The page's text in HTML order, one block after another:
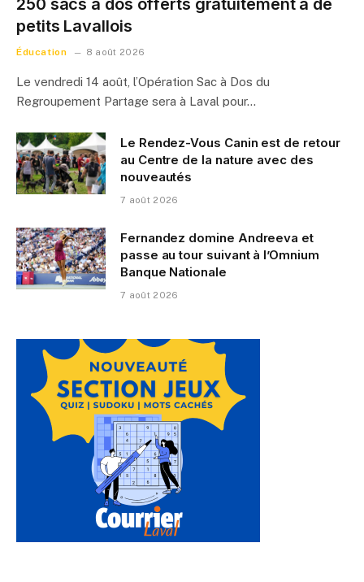
250 sacs à dos offerts gratuitement à de
petits Lavallois
Éducation 8 août 2026
Le vendredi 14 août, l’Opération Sac à Dos du
Regroupement Partage sera à Laval pour…
Le Rendez-Vous Canin est de retour
au Centre de la nature avec des
nouveautés
7 août 2026
Fernandez domine Andreeva et
passe au tour suivant à l’Omnium
Banque Nationale
7 août 2026